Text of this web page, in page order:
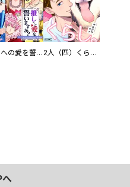
推しへの愛を誓いますか？～アラサー女子、推しは逃げぬが人生逃げる～ 2人（匹）くらし。
へ